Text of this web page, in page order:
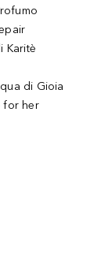
Karitè
di Gioia
for her